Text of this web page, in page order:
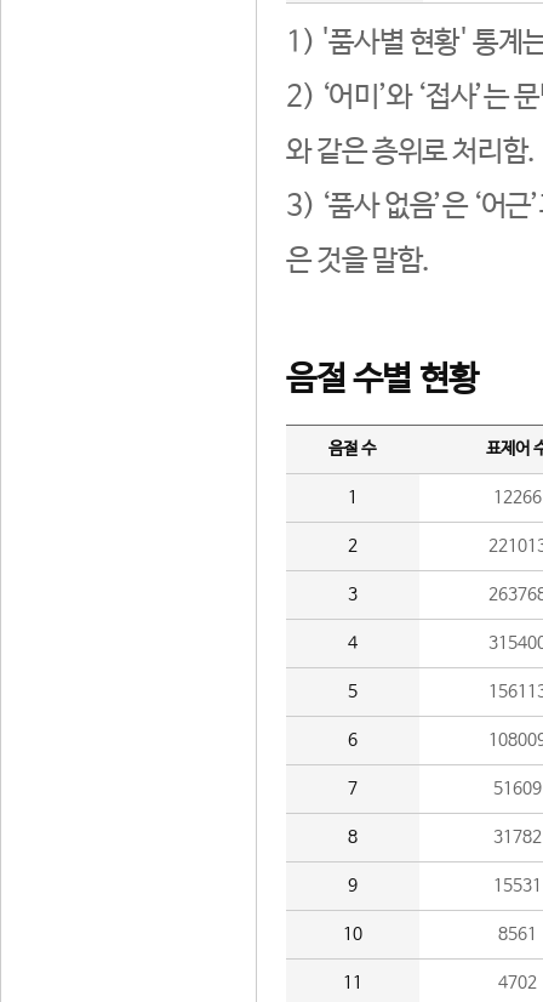
1) '품사별 현황' 통계
2) ‘어미’와 ‘접사’는
와 같은 층위로 처리함.
3) ‘품사 없음’은 ‘어
은 것을 말함.
음절 수별 현황
음절 수 표제어
1 12266
2
3
4
5
6
7 51609
8 31782
9 15531
10 8561
11 4702